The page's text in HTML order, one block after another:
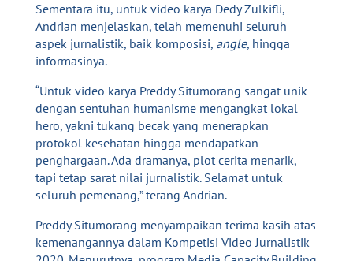
Sementara itu, untuk video karya Dedy Zulkifli,
Andrian menjelaskan, telah memenuhi seluruh
aspek jurnalistik, baik komposisi, angle, hingga
informasinya.
“Untuk video karya Preddy Situmorang sangat unik
dengan sentuhan humanisme mengangkat lokal
hero, yakni tukang becak yang menerapkan
protokol kesehatan hingga mendapatkan
penghargaan. Ada dramanya, plot cerita menarik,
tapi tetap sarat nilai jurnalistik. Selamat untuk
seluruh pemenang,” terang Andrian.
Preddy Situmorang menyampaikan terima kasih atas
kemenangannya dalam Kompetisi Video Jurnalistik